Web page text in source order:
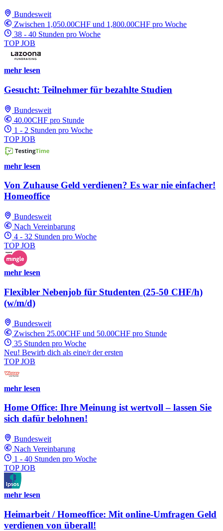
Bundesweit
Zwischen 1,050.00CHF und 1,800.00CHF pro Woche
38 - 40 Stunden pro Woche
TOP JOB
mehr lesen
Gesucht: Teilnehmer für bezahlte Studien
Bundesweit
40.00CHF pro Stunde
1 - 2 Stunden pro Woche
TOP JOB
mehr lesen
Von Zuhause Geld verdienen? Es war nie einfacher!
Homeoffice
Bundesweit
Nach Vereinbarung
4 - 32 Stunden pro Woche
TOP JOB
mehr lesen
Flexibler Nebenjob für Studenten (25-50 CHF/h)
(w/m/d)
Bundesweit
Zwischen 25.00CHF und 50.00CHF pro Stunde
35 Stunden pro Woche
Neu! Bewirb dich als eine/r der ersten
TOP JOB
mehr lesen
Home Office: Ihre Meinung ist wertvoll – lassen Sie
sich dafür belohnen!
Bundesweit
Nach Vereinbarung
1 - 40 Stunden pro Woche
TOP JOB
mehr lesen
Heimarbeit / Homeoffice: Mit online-Umfragen Geld
verdienen von überall!